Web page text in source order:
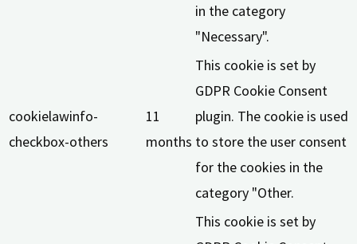
in the category
"Necessary".
cookielawinfo-
checkbox-others
11
months
This cookie is set by
GDPR Cookie Consent
plugin. The cookie is used
to store the user consent
for the cookies in the
category "Other.
This cookie is set by